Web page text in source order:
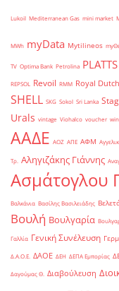
Lukoil Mediterranean Gas mini market
MWh myData Mytilineos
TV Optima Bank Petrolina PLATTS
REPSOL Revoil RMM Royal
SHELL SKG Sokol Sri Lanka
Urals vintage Viohalco voucher
ΑΑΔΕ ΑΟΖ ΑΠΕ ΑΦΜ
Τρ. Αληγιζάκης Γιάννης
Ασμάτογλου
Βαλκάνια Βασίλης Βασιλειάδης
Βουλή Βουλγαρία
Γαλλία Γενική Συνέλευση
Δ.Α.Ο.Ε. ΔΑΟΕ ΔΕΗ ΔΕΠΑ Εμπορίας
Δαγούμας Θ. Διαβούλευση